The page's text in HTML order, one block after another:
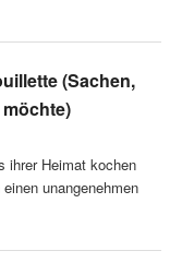
(Sachen,
ihrer Heimat kochen
unangenehmen